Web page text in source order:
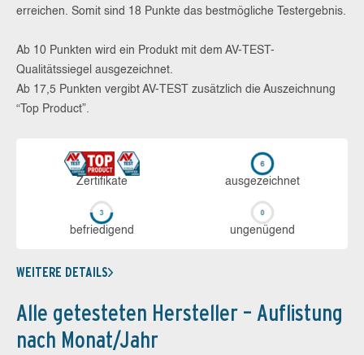
erreichen. Somit sind 18 Punkte das bestmögliche Testergebnis.
Ab 10 Punkten wird ein Produkt mit dem AV-TEST-
Qualitätssiegel ausgezeichnet.
Ab 17,5 Punkten vergibt AV-TEST zusätzlich die Auszeichnung
“Top Product”.
Zerti­fikate aus­ge­zeich­net
be­frie­di­gend un­ge­nü­gend
WEITERE DETAILS
Alle getesteten Hersteller – Auflistung
nach Monat/Jahr